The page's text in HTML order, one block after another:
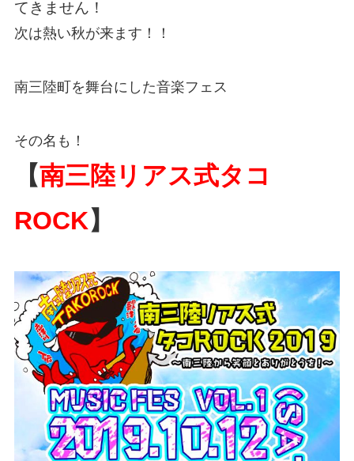
てきません！
次は熱い秋が来ます！！
南三陸町を舞台にした音楽フェス
その名も！
【南三陸リアス式タコ
ROCK】